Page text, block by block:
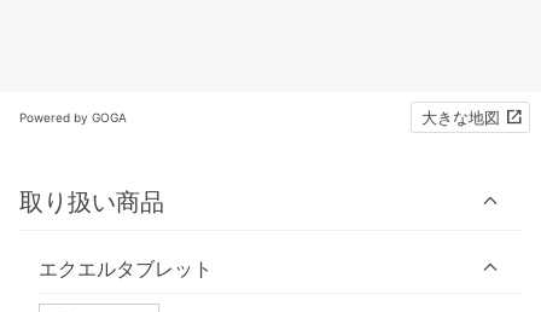
Powered by GOGA 大きな地図
取り扱い商品
エクエルタブレット